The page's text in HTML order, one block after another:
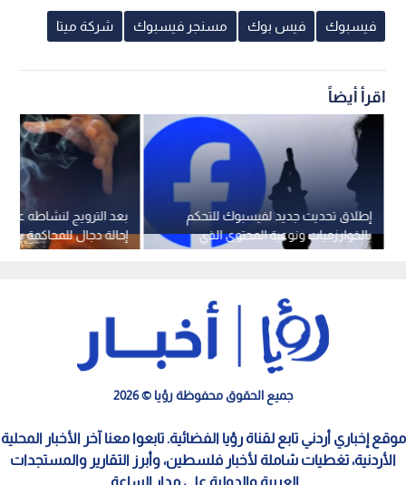
فيسبوك فيس بوك مسنجر فيسبوك شركة ميتا
اقرأ أيضاً
بعد الترويج لنشاطه
إحالة دجال للمحاكمة
على المواطنين بـ"العلاج
إطلاق تحديث جديد لفيسبوك للتحكم
بالخوارزميات ونوعية المحتوى الذي
يظهر للمستخدمين
جميع الحقوق محفوظة رؤيا © 2026
موقع إخباري أردني تابع لقناة رؤيا الفضائية. تابعوا معنا آخر الأخبار المحلية
الأردنية، تغطيات شاملة لأخبار فلسطين، وأبرز التقارير والمستجدات
العربية والدولية على مدار الساعة.